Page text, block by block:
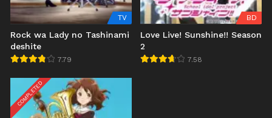
TV
Rock wa Lady no Tashinami
deshite
7.79
BD
Love Live! Sunshine!! Season
2
7.58
COMPLETED